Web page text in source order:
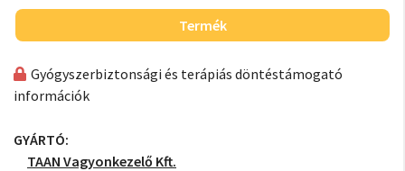
Termék
Gyógyszerbiztonsági és terápiás döntéstámogató
információk
GYÁRTÓ:
TAAN Vagyonkezelő Kft.